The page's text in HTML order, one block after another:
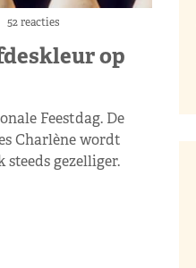
52 reacties
op
Feestdag. De
Charlène wordt
steeds gezelliger.